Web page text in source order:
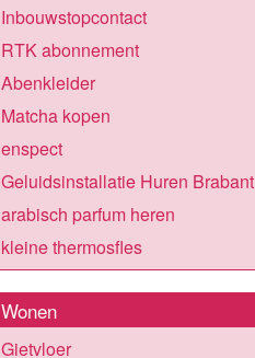
Inbouwstopcontact
RTK abonnement
Abenkleider
Matcha kopen
enspect
Geluidsinstallatie Huren Brabant
arabisch parfum heren
kleine thermosfles
Wonen
Gietvloer